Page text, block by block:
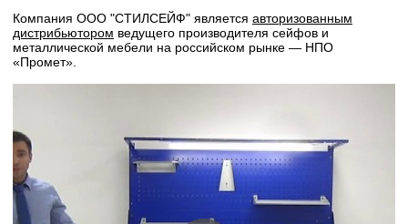
Компания ООО "СТИЛСЕЙФ" является авторизованным
дистрибьютором ведущего производителя сейфов и
металлической мебели на российском рынке — НПО
«Промет».